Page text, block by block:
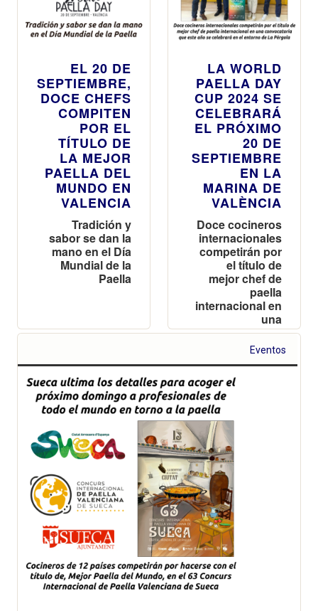
EL 20 DE
SEPTIEMBRE,
DOCE CHEFS
COMPITEN
POR EL
TÍTULO DE
LA MEJOR
PAELLA DEL
MUNDO EN
VALENCIA
Tradición y
sabor se dan la
mano en el Día
Mundial de la
Paella
LA WORLD
PAELLA DAY
CUP 2024 SE
CELEBRARÁ
EL PRÓXIMO
20 DE
SEPTIEMBRE
EN LA
MARINA DE
VALÈNCIA
Doce cocineros
internacionales
competirán por
el título de
mejor chef de
paella
internacional en
una
convocatoria
que este año se
entorno de La
Eventos